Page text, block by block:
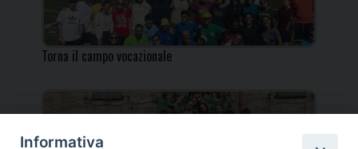
Torna il campo vocazionale
Informativa